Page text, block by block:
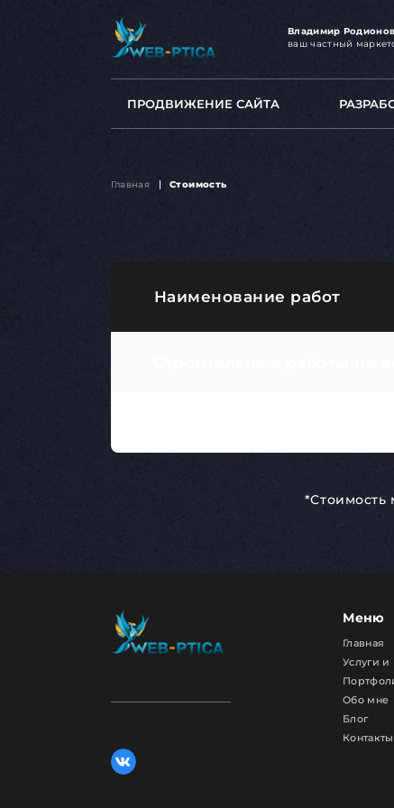
Владимир Родионов
ваш частный
ПРОДВИЖЕНИЕ САЙТА
Главная Стоимость
Наименование работ
*Стоимость
Меню
Главная
Услуги
Обо мне
Блог
Контакты